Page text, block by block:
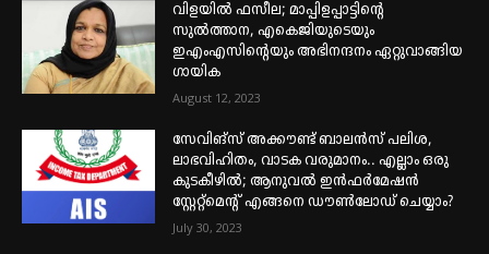
വിളയിൽ ഫസീല; മാപ്പിളപ്പാട്ടിന്റെ
സുൽത്താന, എകെജിയുടെയും
ഇഎംഎസിന്റെയും അഭിനന്ദനം ഏറ്റുവാങ്ങിയ
ഗായിക
August 12, 2023
സേവിങ്സ് അക്കൗണ്ട് ബാലൻസ് പലിശ,
ലാഭവിഹിതം, വാടക വരുമാനം.. എല്ലാം ഒരു
കുടകീഴിൽ; ആനുവൽ ഇൻഫർമേഷൻ
സ്റ്റേറ്റ്മെന്റ് എങ്ങനെ ഡൗൺലോഡ് ചെയ്യാം?
July 30, 2023